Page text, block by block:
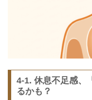
4-1. 休息不足感、
るかも？